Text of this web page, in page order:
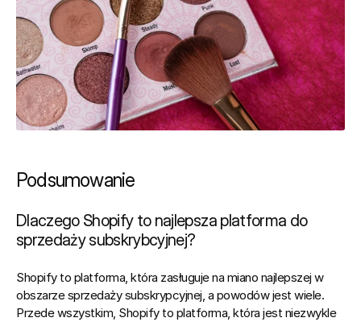
Podsumowanie
Dlaczego Shopify to najlepsza platforma do
sprzedaży subskrybcyjnej?
Shopify to platforma, która zasługuje na miano najlepszej w
obszarze sprzedaży subskrypcyjnej, a powodów jest wiele.
Przede wszystkim, Shopify to platforma, która jest niezwykle